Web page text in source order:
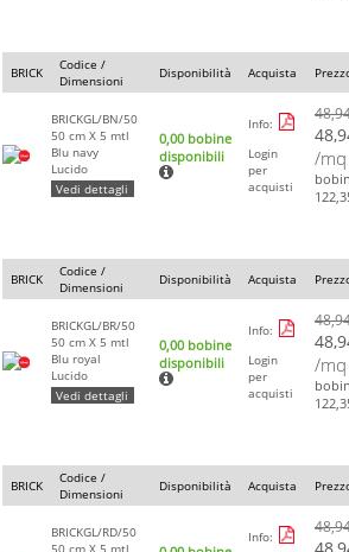
BRICK
Codice /
Dimensioni
Disponibilità Acquista
BRICKGL/BN/50
50 cm X 5 mtl
Blu navy
Lucido
Vedi dettagli
0,00 bobine
disponibili
Info:
Login
per
acquisti
/mq
BRICK
Codice /
Dimensioni
Disponibilità Acquista
BRICKGL/BR/50
50 cm X 5 mtl
Blu royal
Lucido
Vedi dettagli
0,00 bobine
disponibili
Info:
Login
per
acquisti
/mq
BRICK
Codice /
Dimensioni
Disponibilità Acquista
BRICKGL/RD/50
50 cm X 5 mtl
Info: